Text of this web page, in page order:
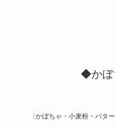
◆かぼ
〈かぼちゃ・小麦粉・バタ